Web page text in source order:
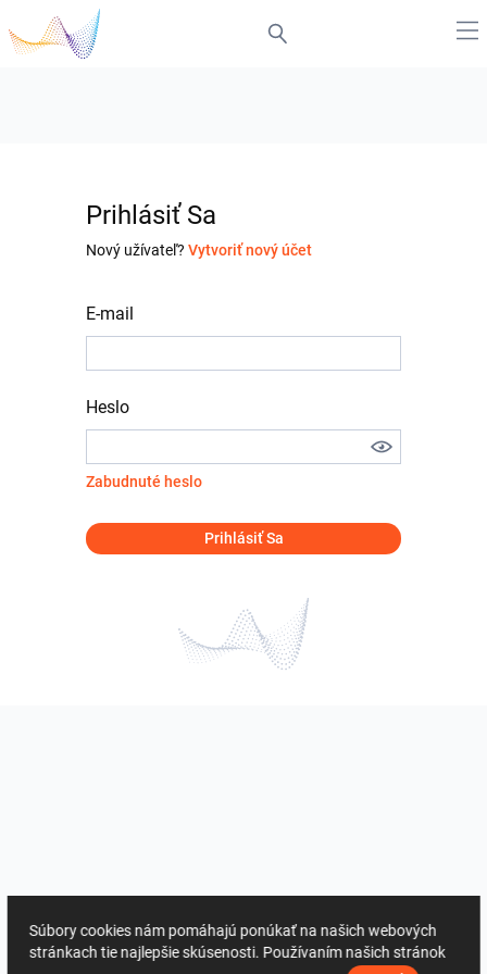
Prihlásiť Sa
Nový užívateľ? Vytvoriť nový účet
E-mail
Heslo
Zabudnuté heslo
Prihlásiť Sa
Súbory cookies nám pomáhajú ponúkať na našich webových
stránkach tie najlepšie skúsenosti. Používaním našich stránok